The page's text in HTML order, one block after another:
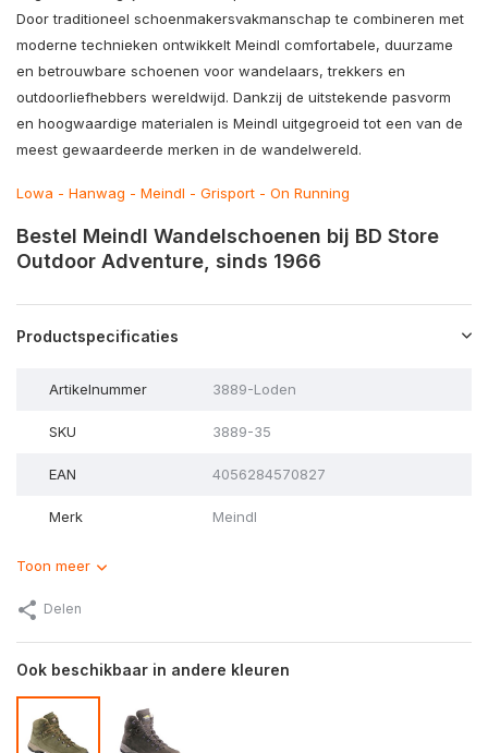
Door traditioneel schoenmakersvakmanschap te combineren met
moderne technieken ontwikkelt Meindl comfortabele, duurzame
en betrouwbare schoenen voor wandelaars, trekkers en
outdoorliefhebbers wereldwijd. Dankzij de uitstekende pasvorm
en hoogwaardige materialen is Meindl uitgegroeid tot een van de
meest gewaardeerde merken in de wandelwereld.
Lowa - Hanwag - Meindl - Grisport - On Running
Bestel Meindl Wandelschoenen bij BD Store
Outdoor Adventure, sinds 1966
Productspecificaties
Artikelnummer 3889-Loden
SKU 3889-35
EAN 4056284570827
Merk Meindl
Toon meer
Delen
Ook beschikbaar in andere kleuren